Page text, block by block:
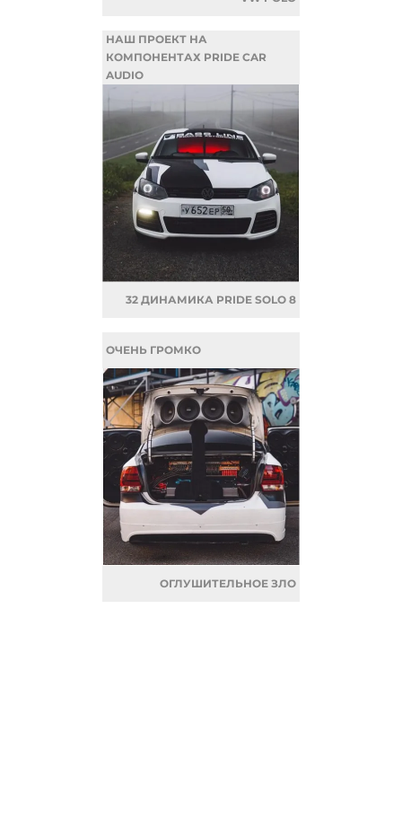
НАШ ПРОЕКТ НА
КОМПОНЕНТАХ PRIDE CAR
AUDIO
32 ДИНАМИКА PRIDE SOLO 8
ОЧЕНЬ ГРОМКО
ОГЛУШИТЕЛЬНОЕ ЗЛО